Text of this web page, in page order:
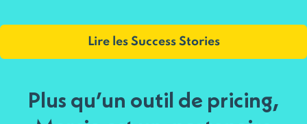
Lire les Success Stories
Plus qu’un outil de pricing,